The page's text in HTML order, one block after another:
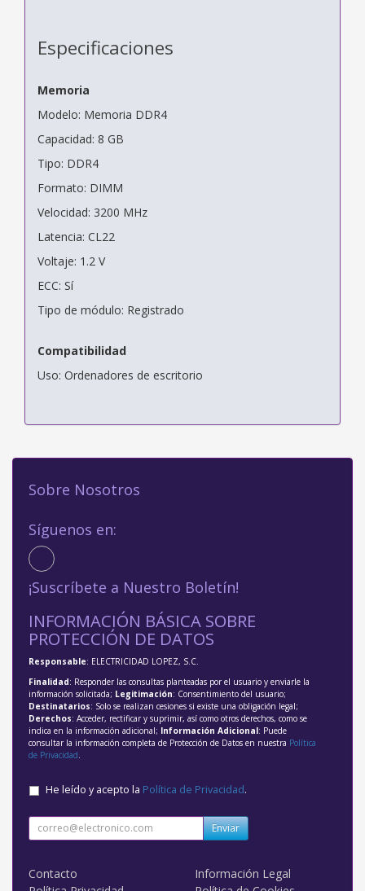
Especificaciones
Memoria
Modelo: Memoria DDR4
Capacidad: 8 GB
Tipo: DDR4
Formato: DIMM
Velocidad: 3200 MHz
Latencia: CL22
Voltaje: 1.2 V
ECC: Sí
Tipo de módulo: Registrado
Compatibilidad
Uso: Ordenadores de escritorio
Sobre Nosotros
Síguenos en:
¡Suscríbete a Nuestro Boletín!
INFORMACIÓN BÁSICA SOBRE
PROTECCIÓN DE DATOS
Responsable: ELECTRICIDAD LOPEZ, S.C.
Finalidad: Responder las consultas planteadas por el usuario y enviarle la
información solicitada; Legitimación: Consentimiento del usuario;
Destinatarios: Solo se realizan cesiones si existe una obligación legal;
Derechos: Acceder, rectificar y suprimir, así como otros derechos, como se
indica en la información adicional; Información Adicional: Puede
consultar la información completa de Protección de Datos en nuestra Política
de Privacidad
He leído y acepto la Política de Privacidad.
Enviar
Contacto
Información Legal